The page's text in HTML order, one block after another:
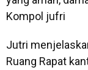
Kompol jufri
Jutri
Ruang Rapat